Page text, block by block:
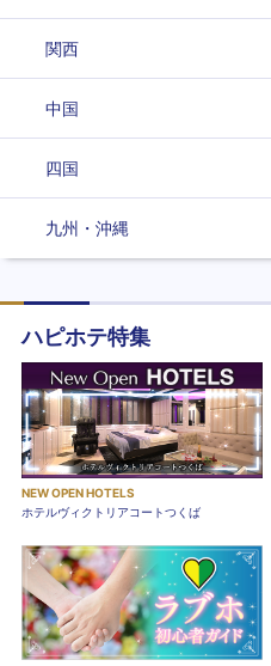
関西
中国
四国
九州・沖縄
ハピホテ特集
NEW OPEN HOTELS
ホテルヴィクトリアコートつくば